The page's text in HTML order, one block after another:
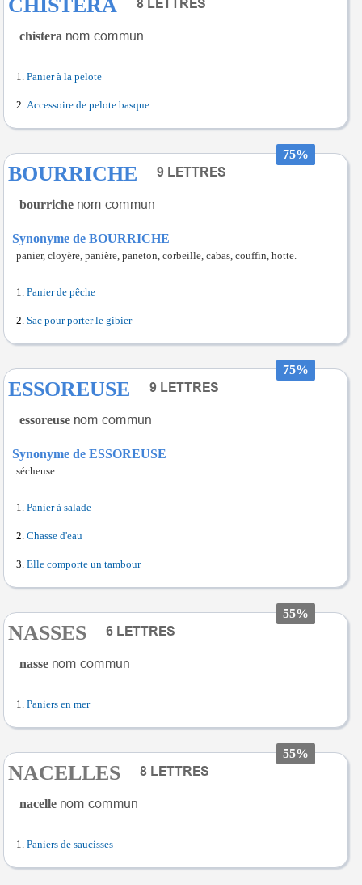
CHISTERA
chistera
Panier à la pelote
Accessoire de pelote basque
75%
BOURRICHE
bourriche
Synonyme de BOURRICHE
panier, cloyère, panière, paneton, corbeille, cabas, couffin, hotte.
Panier de pêche
Sac pour porter le gibier
75%
ESSOREUSE
essoreuse
Synonyme de ESSOREUSE
sécheuse.
Panier à salade
Chasse d'eau
Elle comporte un tambour
55%
NASSES
nasse
Paniers en mer
55%
NACELLES
nacelle
Paniers de saucisses